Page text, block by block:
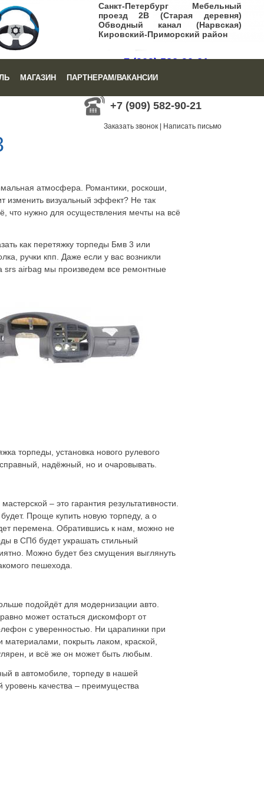
Санкт-Петербург Мебельный
проезд 2В (Старая деревня)
Обводный канал (Нарвская)
Кировский-Приморский район
+7 (909) 582-90-21
Заказать звонок|Написать письмо
+7 (909) 582-90-21
Заказать звонок Написать письмо
МАГАЗИН ПАРТНЕРАМ/ВАКАНСИИ
атмосфера. Романтики, роскоши,
изменить визуальный эффект? Не так
что нужно для осуществления мечты на всё
как перетяжку торпеды Бмв 3 или
ручки кпп. Даже если у вас возникли
srs airbag мы произведем все ремонтные
торпеды, установка нового рулевого
надёжный, но и очаровывать.
– это гарантия результативности.
Проще купить новую торпеду, а о
перемена. Обратившись к нам, можно не
в СПб будет украшать стильный
Можно будет без смущения выглянуть
пешехода.
подойдёт для модернизации авто.
может остаться дискомфорт от
с уверенностью. Ни царапинки при
покрыть лаком, краской,
и всё же он может быть любым.
в автомобиле, торпеду в нашей
качества – преимущества